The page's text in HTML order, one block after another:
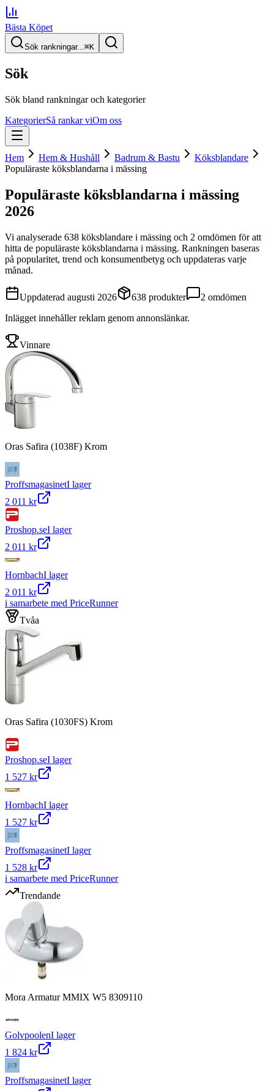
Bästa Köpet
Sök rankningar...⌘K
Sök
Sök bland rankningar och kategorier
KategorierSå rankar viOm oss
Hem Hem & Hushåll Badrum & Bastu
Köksblandare
Populäraste köksblandarna i mässing
Populäraste köksblandarna i mässing
2026
Vi analyserade 638 köksblandare i mässing och 2 omdömen för att
hitta de populäraste köksblandarna i mässing. Rankningen baseras
på popularitet, trend och konsumentbetyg och uppdateras varje
månad.
Uppdaterad augusti 2026 638 produkter 2 omdömen
Inlägget innehåller reklam genom annonslänkar.
Vinnare
Oras Safira (1038F) Krom
ProffsmagasinetI lager
2 011 kr
Proshop.seI lager
2 011 kr
HornbachI lager
2 011 kr
i samarbete med PriceRunner
Tvåa
Oras Safira (1030FS) Krom
Proshop.seI lager
1 527 kr
HornbachI lager
1 527 kr
ProffsmagasinetI lager
1 528 kr
i samarbete med PriceRunner
Trendande
Mora Armatur MMIX W5 8309110
GolvpoolenI lager
1 824 kr
ProffsmagasinetI lager